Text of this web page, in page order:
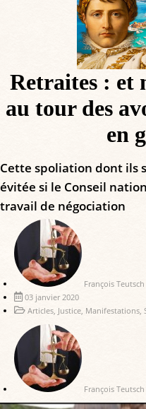
Retraites : et
au tour des
en
Cette spoliation dont ils
évitée si le Conseil
travail de négociation
François Teutsch
03 janvier 2020
Articles, Justice, Manifestations,
François Teutsch